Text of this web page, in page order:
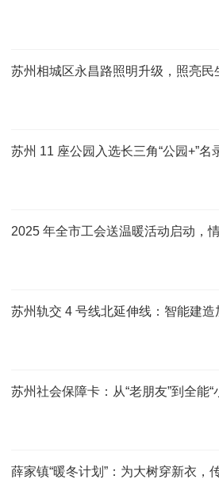
苏州相城区永昌路照明升级，照亮民
苏州 11 座公园入选长三角“公园+”名
2025 年全市工会送温暖活动启动，
苏州轨交 4 号线北延伸线：智能建
苏州社会保障卡：从“老朋友”到全能“
薛家镇“暖冬计划”：为大树穿新衣，